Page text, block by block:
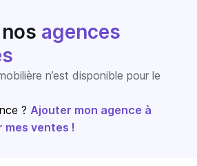
agences
n’est disponible pour le
? Ajouter mon agence à
mes ventes !